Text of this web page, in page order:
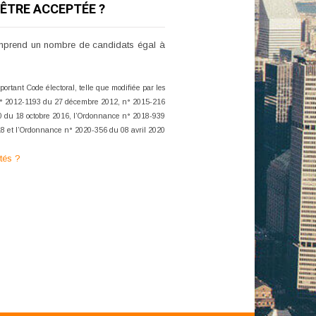
ACCEPTÉE ?
un nombre de candidats égal à
Code électoral, telle que modifiée par les
2012-1193 du 27 décembre 2012, n° 2015-216
18 octobre 2016, l’Ordonnance n° 2018-939
et l’Ordonnance n° 2020-356 du 08 avril 2020
?